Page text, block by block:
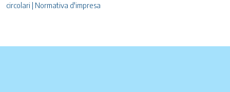
circolari | Normativa d'impresa